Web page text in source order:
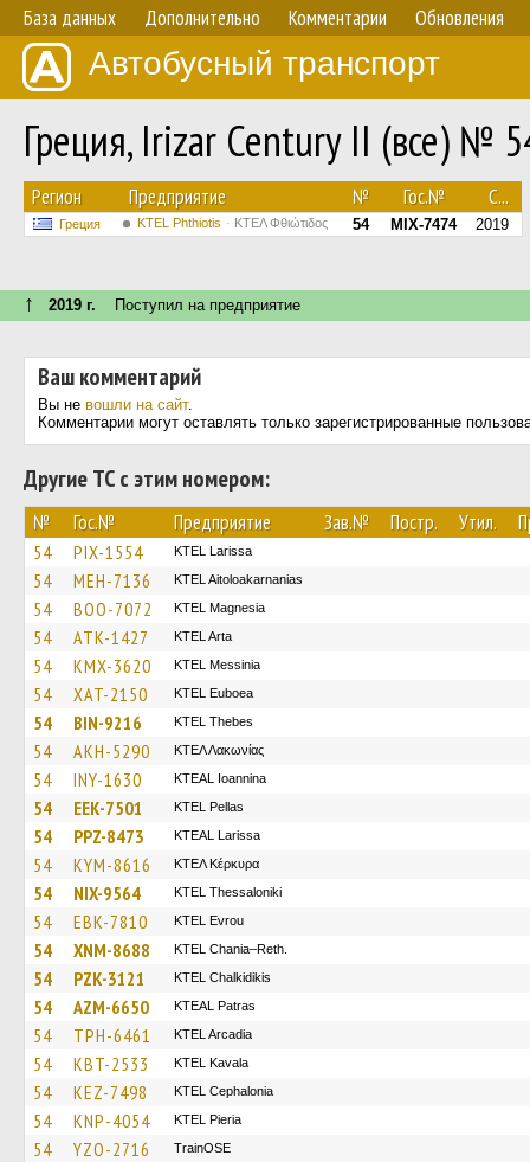
База данных Дополнительно Комментарии Обновления
Автобусный транспорт
Греция, Irizar Century II (все) №
Регион Предприятие № Гос.№ С...
Греция ΚΤΕL Phthiotis ΚΤΕΛ Φθιώτιδος 54 MIX-7474 2019
↑ 2019 г. Поступил на предприятие
Ваш комментарий
Вы не вошли на сайт.
Комментарии могут оставлять только зарегистрированные
Другие ТС с этим номером:
№ Гос.№ Предприятие Зав.№ Постр. Утил.
54 PIX-1554 KTEL Larissa
54 MEH-7136 KTEL Aitoloakarnanias
54 BOO-7072 ΚΤΕL Magnesia
54 ATK-1427 KTEL Arta
54 KMX-3620 KTEL Messinia
54 XAT-2150 ΚΤΕL Euboea
54 BIN-9216 KTEL Thebes
54 AKH-5290 ΚΤΕΛ Λακωνίας
54 INY-1630 KTEAL Ioannina
54 EEK-7501 KTEL Pellas
54 PPZ-8473 KTEAL Larissa
54 KYM-8616 ΚΤΕΛ Κέρκυρα
54 NIX-9564 KTEL Thessaloniki
54 EBK-7810 KTEL Evrou
54 XNM-8688 KTEL Chania–Reth.
54 PZK-3121 ΚΤΕL Chalkidikis
54 AZM-6650 KTEAL Patras
54 TPH-6461 KTEL Arcadia
54 KBT-2533 KTEL Kavala
54 KEZ-7498 KTEL Cephalonia
54 KNP-4054 KTEL Pieria
54 YZO-2716 TrainΟSE